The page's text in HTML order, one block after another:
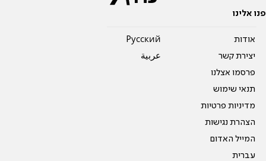
פנו אלינו
אודות
יצירת קשר
פרסמו אצלנו
תנאי שימוש
מדיניות פרטיות
הצהרת נגישות
המייל האדום
עברית
Pусский
عربية